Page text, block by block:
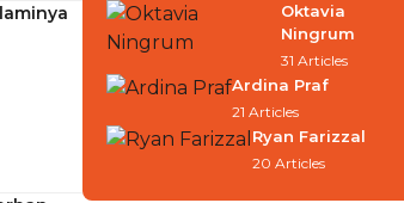
Oktavia
Ningrum
31 Articles
Ardina Praf
21 Articles
Ryan Farizzal
20 Articles